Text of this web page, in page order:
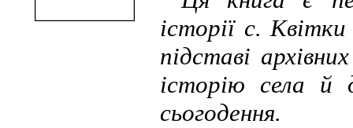
історії с.
підставі
історію села й
сьогодення.